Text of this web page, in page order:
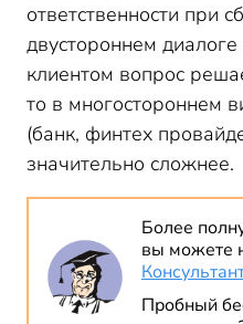
ответственности при
двустороннем
клиентом вопрос
то в многостороннем
(банк, финтех
значительно сложнее.
Более
вы можете
Пробный